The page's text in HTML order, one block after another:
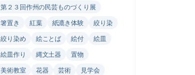
第２３回作州の民芸ものづくり展
箸置き
紅葉 紙漉き体験
絞り染
絞り染め
絵ことば 絵付
絵皿
絵皿作り
縄文土器
置物
美術教室
花器 芸術
見学会